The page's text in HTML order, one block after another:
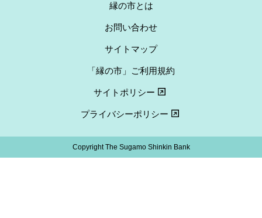
縁の市とは
お問い合わせ
サイトマップ
「縁の市」ご利用規約
サイトポリシー
プライバシーポリシー
Copyright The Sugamo Shinkin Bank